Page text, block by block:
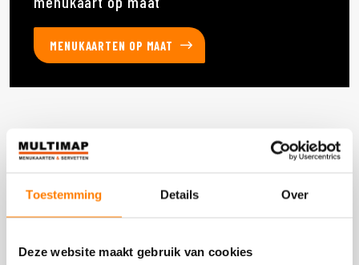
Toestemming Details Over
Deze website maakt gebruik van cookies
MENUKAARTEN OP MAAT
Deze producten heb je eerder bekeken
DOOS 300 STUKS